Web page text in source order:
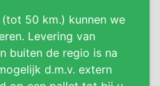
50 km.) kunnen we
Levering van
buiten de regio is na
d.m.v. extern